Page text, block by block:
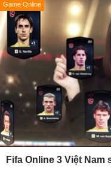
Game Online
Fifa Online 3 Việt Nam